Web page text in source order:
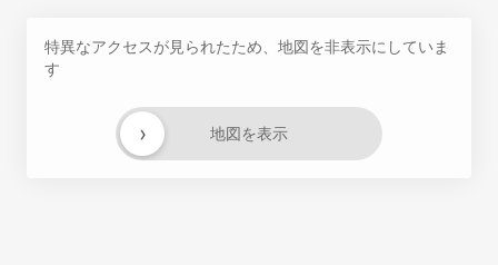
特異なアクセスが見られたため、地図を非表示にしていま
す
地図を表示
›